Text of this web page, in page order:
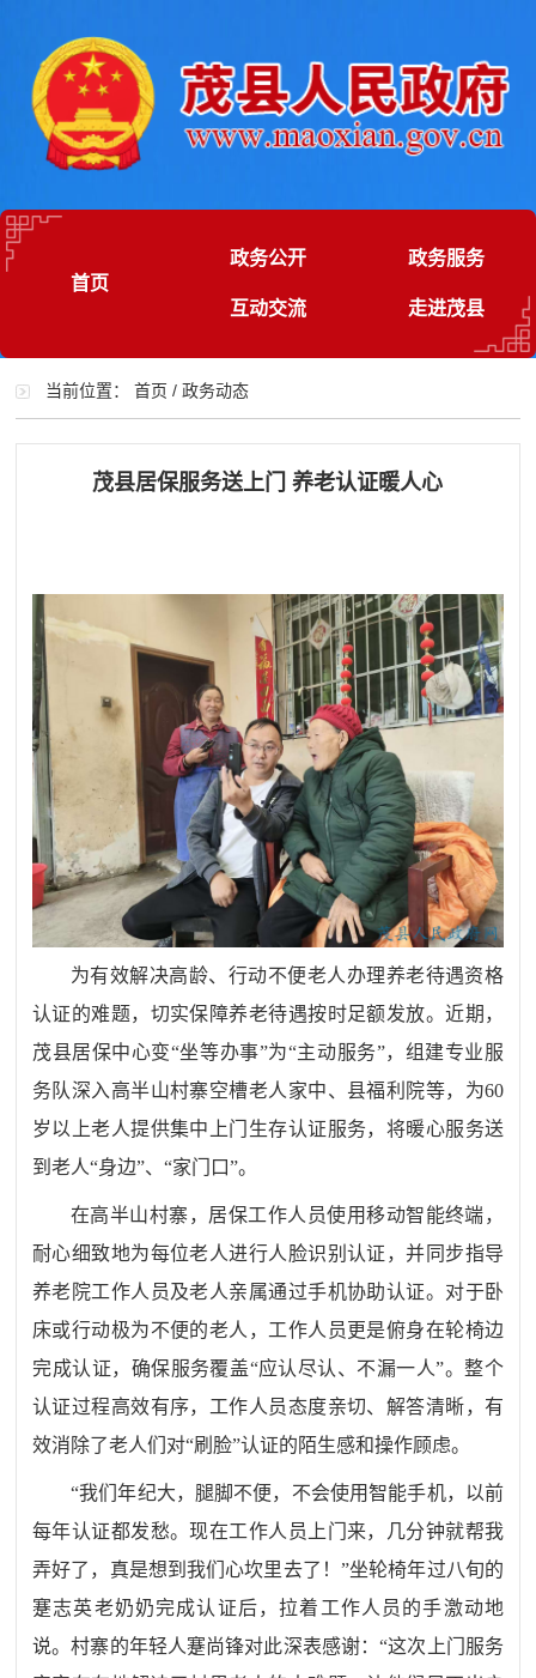
首页
政务公开 政务服务
互动交流 走进茂县
当前位置：首页 /政务动态
茂县居保服务送上门 养老认证暖人心
为有效解决高龄、行动不便老人办理养老待遇资格
认证的难题，切实保障养老待遇按时足额发放。近期，
茂县居保中心变“坐等办事”为“主动服务”，组建专业服
务队深入高半山村寨空槽老人家中、县福利院等，为60
岁以上老人提供集中上门生存认证服务，将暖心服务送
到老人“身边”、“家门口”。
在高半山村寨，居保工作人员使用移动智能终端，
耐心细致地为每位老人进行人脸识别认证，并同步指导
养老院工作人员及老人亲属通过手机协助认证。对于卧
床或行动极为不便的老人，工作人员更是俯身在轮椅边
完成认证，确保服务覆盖“应认尽认、不漏一人”。整个
认证过程高效有序，工作人员态度亲切、解答清晰，有
效消除了老人们对“刷脸”认证的陌生感和操作顾虑。
“我们年纪大，腿脚不便，不会使用智能手机，以前
每年认证都发愁。现在工作人员上门来，几分钟就帮我
弄好了，真是想到我们心坎里去了！”坐轮椅年过八旬的
蹇志英老奶奶完成认证后，拉着工作人员的手激动地
说。村寨的年轻人蹇尚锋对此深表感谢：“这次上门服务